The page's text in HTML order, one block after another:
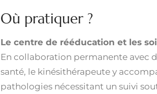
Où pratiquer ?
Le centre de rééducation et les
En collaboration permanente avec
santé, le kinésithérapeute y
pathologies nécessitant un suivi